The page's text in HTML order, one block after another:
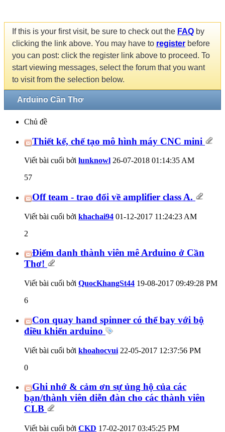
If this is your first visit, be sure to check out the FAQ by
clicking the link above. You may have to register before
you can post: click the register link above to proceed. To
start viewing messages, select the forum that you want
to visit from the selection below.
Arduino Cần Thơ
Chủ đề
Thiết kế, chế tạo mô hình máy CNC mini
Viết bài cuối bởi lunknowl 26-07-2018 01:14:35 AM
57
Off team - trao đổi về amplifier class A.
Viết bài cuối bởi khachai94 01-12-2017 11:24:23 AM
2
Điểm danh thành viên mê Arduino ở Cần
Thơ!
Viết bài cuối bởi QuocKhangSt44 19-08-2017 09:49:28 PM
6
Con quay hand spinner có thể bay với bộ
điều khiển arduino
Viết bài cuối bởi khoahocvui 22-05-2017 12:37:56 PM
0
Ghi nhớ & cảm ơn sự ủng hộ của các
bạn/thành viên diễn đàn cho các thành viên
CLB
Viết bài cuối bởi CKD 17-02-2017 03:45:25 PM